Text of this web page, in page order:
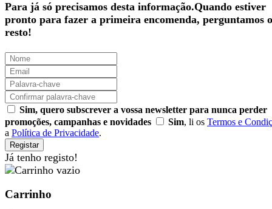
Para já só precisamos desta informação.Quando estiver
pronto para fazer a primeira encomenda, perguntamos o
resto!
Sim, quero subscrever a vossa newsletter para nunca perder
promoções, campanhas e novidades
Sim, li os Termos e
a Política de Privacidade.
Registar
Já tenho registo!
Carrinho